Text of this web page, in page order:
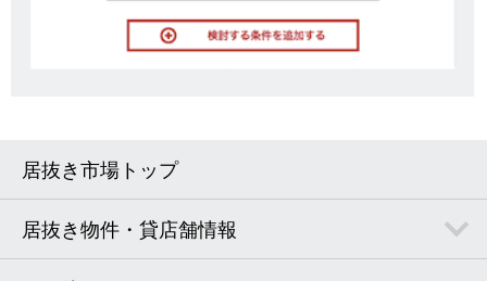
居抜き市場トップ
居抜き物件・貸店舗情報